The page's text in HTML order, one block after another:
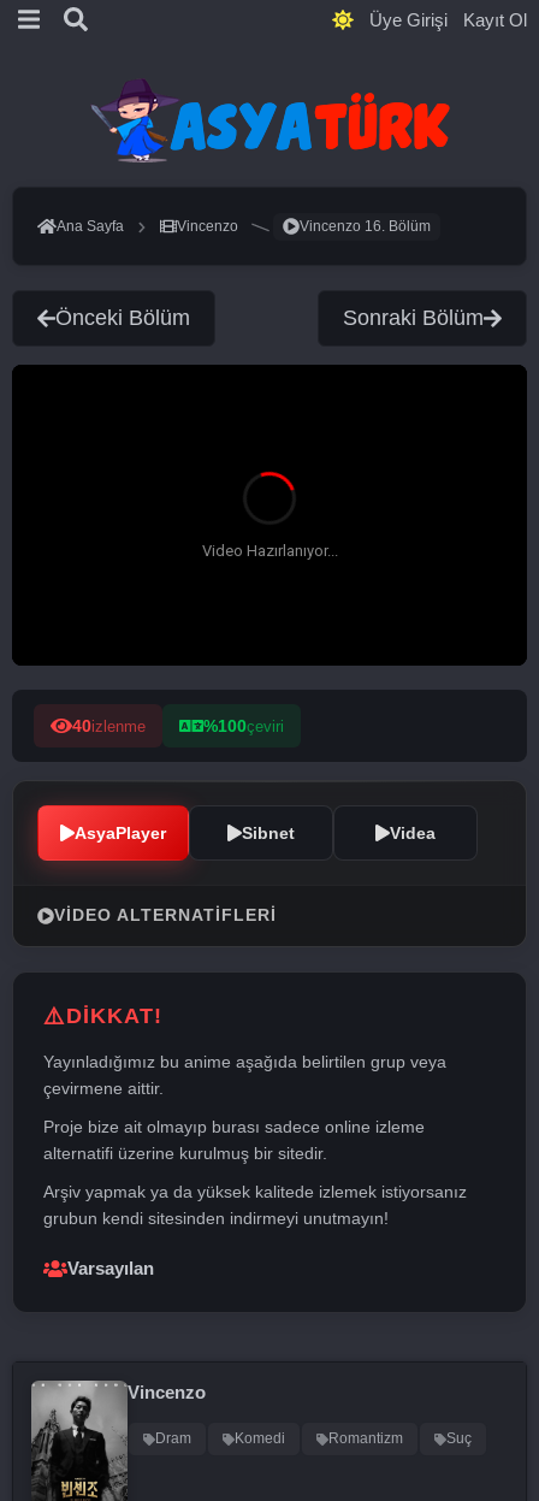
Üye Girişi Kayıt Ol
Ana Sayfa Vincenzo Vincenzo 16. Bölüm
Önceki Bölüm Sonraki Bölüm
40izlenme %100çeviri
AsyaPlayer Sibnet Videa
VIDEO ALTERNATIFLERI
DİKKAT!
Yayınladığımız bu anime aşağıda belirtilen grup veya
çevirmene aittir.
Proje bize ait olmayıp burası sadece online izleme
alternatifi üzerine kurulmuş bir sitedir.
Arşiv yapmak ya da yüksek kalitede izlemek istiyorsanız
grubun kendi sitesinden indirmeyi unutmayın!
Varsayılan
Vincenzo
Dram Komedi Romantizm Suç